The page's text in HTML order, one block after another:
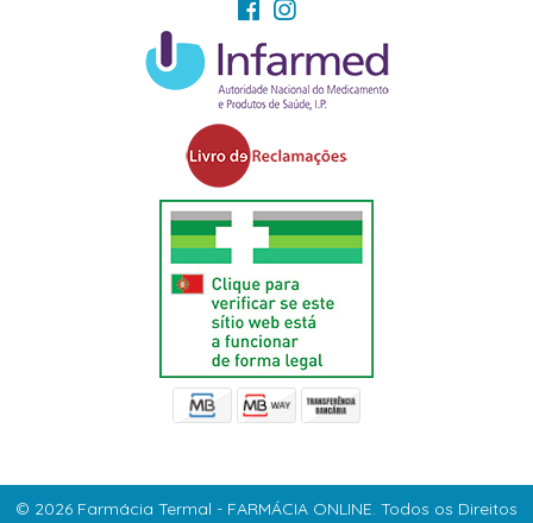
© 2026 Farmácia Termal - FARMÁCIA ONLINE. Todos os Direitos